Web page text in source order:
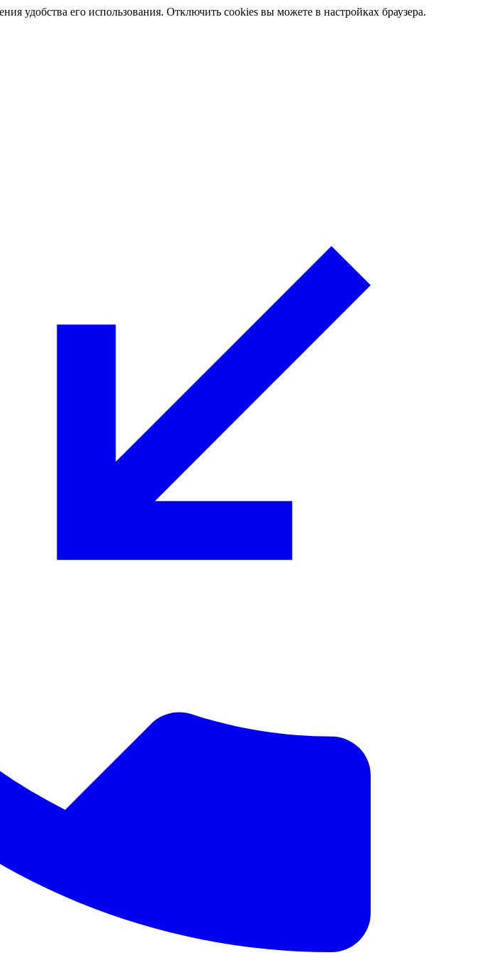
удобства его использования. Отключить cookies вы можете в настройках браузера.